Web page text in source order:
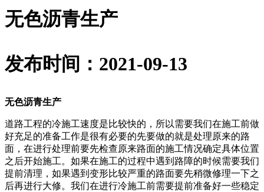
无色沥青生产
发布时间：2021-09-13
无色沥青生产
道路工程的冷施工速度是比较快的，所以需要我们在施工前做
好充足的准备工作是很有必要的先要做的就是处理原来的路
面，在进行处理前要先检查原来路面的施工情况确定具体位置
之后开始施工。如果在施工的过程中遇到路障的时候需要我们
提前清理，如果遇到变形比较严重的路面要先稍微修理一下之
后再进行大修。我们在进行冷施工前需要提前准备好一些稳定